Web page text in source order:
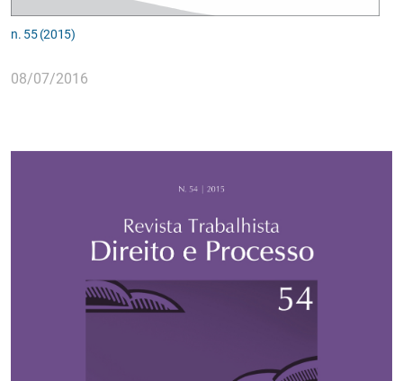
n. 55 (2015)
08/07/2016